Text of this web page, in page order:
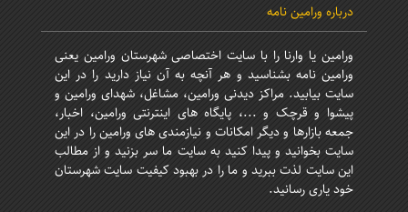
درباره ورامین نامه
ورامین یا وارنا را با سایت اختصاصی شهرستان ورامین یعنی
ورامین نامه بشناسید و هر آنچه به آن نیاز دارید را در این
سایت بیابید. مراکز دیدنی ورامین، مشاغل، شهدای ورامین و
پیشوا و قرچک و ...، پایگاه های اینترنتی ورامین، اخبار،
جمعه بازارها و دیگر امکانات و نیازمندی های ورامین را در این
سایت بخوانید و پیدا کنید به سایت ما سر بزنید و از مطالب
این سایت لذت ببرید و ما را در بهبود کیفیت سایت شهرستان
خود یاری رسانید.